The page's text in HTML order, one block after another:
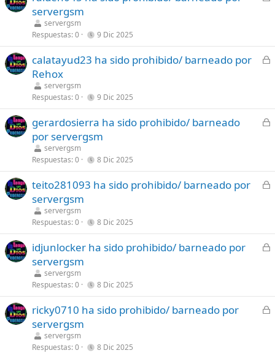
a
d
servergsm
servergsm
Respuestas 0 9 Dic 2025
C
a
d
calatayud23 ha sido prohibido/ barneado por
Rehox
servergsm
Respuestas 0 9 Dic 2025
C
a
d
gerardosierra ha sido prohibido/ barneado
por servergsm
servergsm
Respuestas 0 8 Dic 2025
C
a
d
teito281093 ha sido prohibido/ barneado por
servergsm
servergsm
Respuestas 0 8 Dic 2025
C
a
d
idjunlocker ha sido prohibido/ barneado por
servergsm
servergsm
Respuestas 0 8 Dic 2025
C
ricky0710 ha sido prohibido/ barneado por
servergsm
servergsm
Respuestas 0 8 Dic 2025